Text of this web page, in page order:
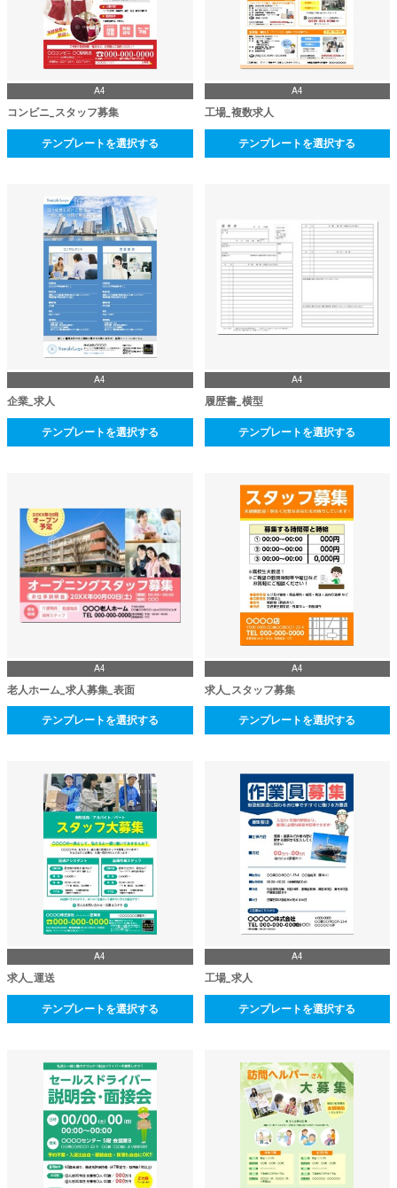
A4
コンビニ_スタッフ募集
テンプレートを選択する
A4
工場_複数求人
テンプレートを選択する
A4
企業_求人
テンプレートを選択する
A4
履歴書_横型
テンプレートを選択する
A4
老人ホーム_求人募集_表面
テンプレートを選択する
A4
求人_スタッフ募集
テンプレートを選択する
A4
求人_運送
テンプレートを選択する
A4
工場_求人
テンプレートを選択する